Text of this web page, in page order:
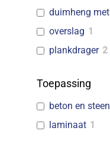
duimheng
overslag 1
plankdrager 2
Toepassing
beton en steen
laminaat 1